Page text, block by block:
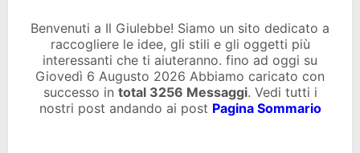
Benvenuti a Il Giulebbe! Siamo un sito dedicato a
raccogliere le idee, gli stili e gli oggetti più
interessanti che ti aiuteranno. fino ad oggi su
Giovedì 6 Augusto 2026 Abbiamo caricato con
successo in total 3256 Messaggi. Vedi tutti i
nostri post andando ai post Pagina Sommario